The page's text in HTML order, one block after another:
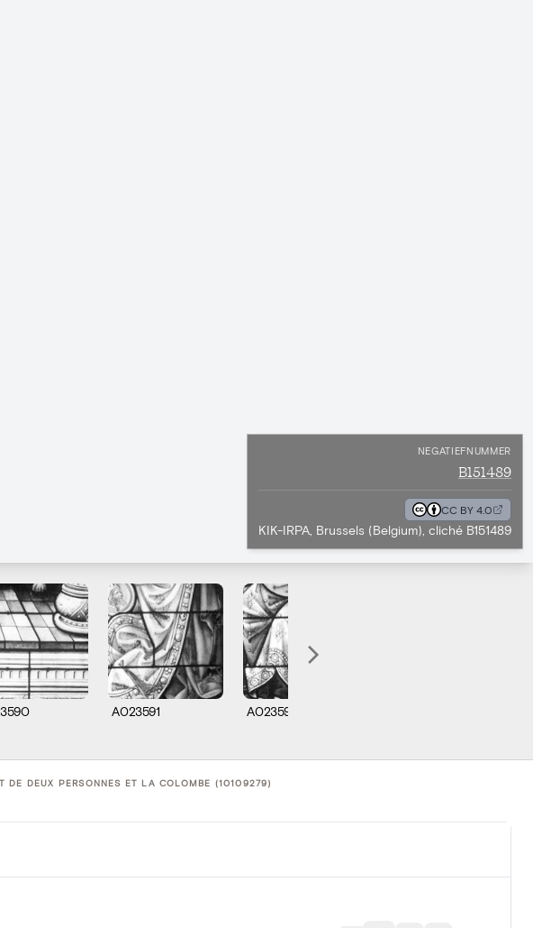
NEGATIEFNUMMER
B151489
CC BY 4.0
KIK-IRPA, Brussels (Belgium), cliché B151489
A023591 A023593
DE DEUX PERSONNES ET LA COLOMBE (10109279)